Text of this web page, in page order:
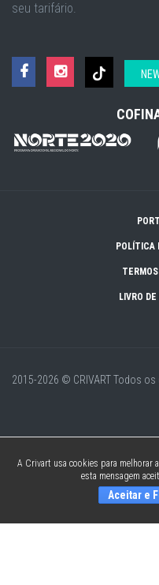
seu tarifário.
POLÍTICA
LIVRO
2015-2026 © CRIVARTTodos os
A Crivart usa cookies para melhorar
esta mensagem
Aceitar e